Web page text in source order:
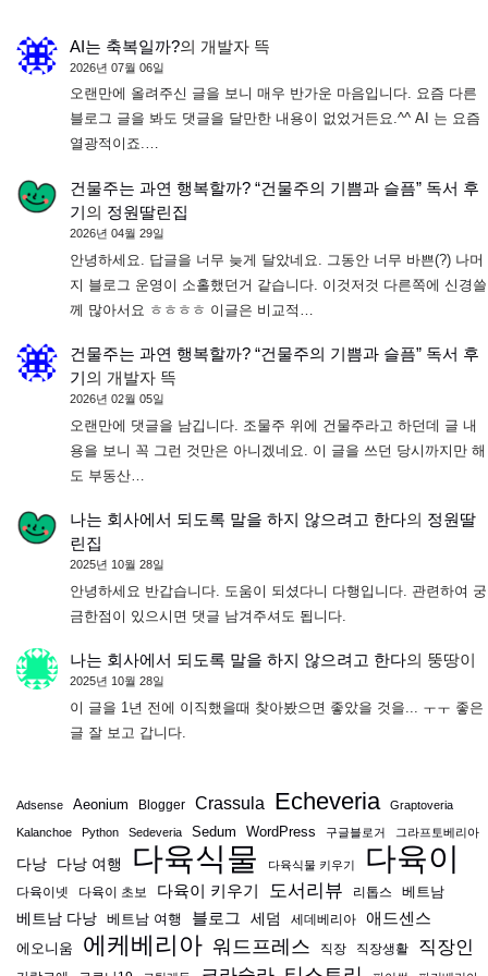
AI는 축복일까?의 개발자 뜩
2026년 07월 06일
오랜만에 올려주신 글을 보니 매우 반가운 마음입니다. 요즘 다른
블로그 글을 봐도 댓글을 달만한 내용이 없었거든요.^^ AI 는 요즘
열광적이죠.…
건물주는 과연 행복할까? “건물주의 기쁨과 슬픔” 독서 후
기의 정원딸린집
2026년 04월 29일
안녕하세요. 답글을 너무 늦게 달았네요. 그동안 너무 바쁜(?) 나머
지 블로그 운영이 소홀했던거 같습니다. 이것저것 다른쪽에 신경쓸
께 많아서요 ㅎㅎㅎㅎ 이글은 비교적…
건물주는 과연 행복할까? “건물주의 기쁨과 슬픔” 독서 후
기의 개발자 뜩
2026년 02월 05일
오랜만에 댓글을 남깁니다. 조물주 위에 건물주라고 하던데 글 내
용을 보니 꼭 그런 것만은 아니겠네요. 이 글을 쓰던 당시까지만 해
도 부동산…
나는 회사에서 되도록 말을 하지 않으려고 한다의 정원딸
린집
2025년 10월 28일
안녕하세요 반갑습니다. 도움이 되셨다니 다행입니다. 관련하여 궁
금한점이 있으시면 댓글 남겨주셔도 됩니다.
나는 회사에서 되도록 말을 하지 않으려고 한다의 뚱땅이
2025년 10월 28일
이 글을 1년 전에 이직했을때 찾아봤으면 좋았을 것을... ㅜㅜ 좋은
글 잘 보고 갑니다.
Adsense Aeonium Blogger Crassula Echeveria Graptoveria
Kalanchoe Python Sedeveria Sedum WordPress 구글블로거 그라프토베리아
다낭 다낭 여행 다육식물 다육식물 키우기 다육이
다육이넷 다육이 초보 다육이 키우기 도서리뷰 리톱스
베트남
베트남 다낭 베트남 여행 블로그 세덤 세데베리아 애드센스
에오니움 에케베리아 워드프레스 직장 직장생활 직장인